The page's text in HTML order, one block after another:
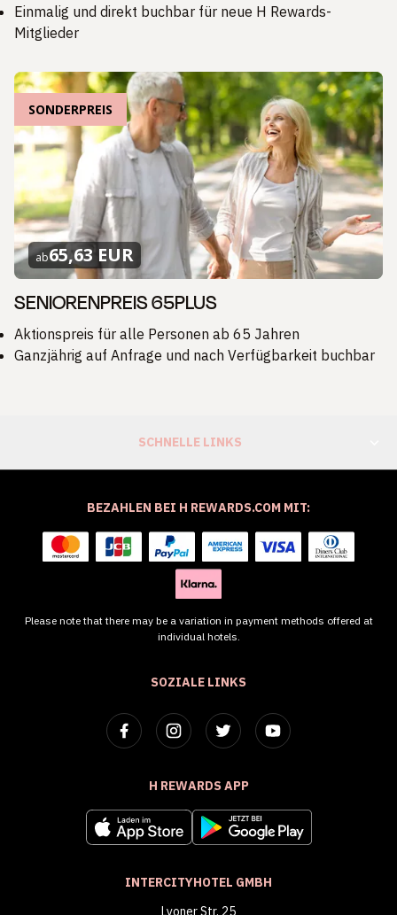
Einmalig und direkt buchbar für neue H Rewards-
Mitglieder
SONDERPREIS
ab65,63 EUR
SENIORENPREIS 65PLUS
Aktionspreis für alle Personen ab 65 Jahren
Ganzjährig auf Anfrage und nach Verfügbarkeit buchbar
SCHNELLE LINKS
SOZIALE LINKS
H REWARDS APP
INTERCITYHOTEL GMBH
Lyoner Str. 25
BEZAHLEN BEI H REWARDS.COM MIT:
Please note that there may be a variation in payment methods offered at
individual hotels.